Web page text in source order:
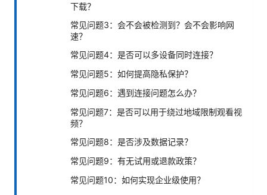
下载？
常见问题3：会不会被检测到？会不会影响网
速？
常见问题4：是否可以多设备同时连接？
常见问题5：如何提高隐私保护？
常见问题6：遇到连接问题怎么办？
常见问题7：是否可以用于绕过地域限制观看视
频？
常见问题8：是否涉及数据记录？
常见问题9：有无试用或退款政策？
常见问题10：如何实现企业级使用？